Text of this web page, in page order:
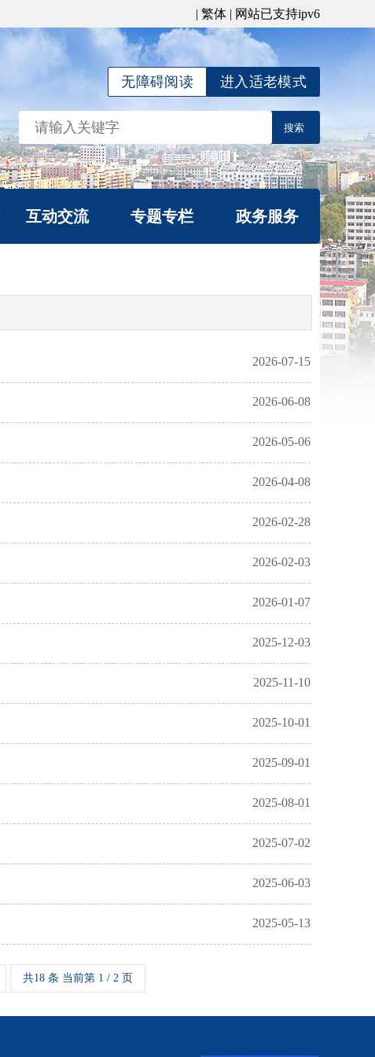
| 繁体 | 网站已支持ipv6
进入适老模式
无障碍阅读
互动交流 专题专栏 政务服务
2026-07-15
2026-06-08
2026-05-06
2026-04-08
2026-02-28
2026-02-03
2026-01-07
2025-12-03
2025-11-10
2025-10-01
2025-09-01
2025-08-01
2025-07-02
2025-06-03
2025-05-13
共18 条 当前第 1 / 2 页